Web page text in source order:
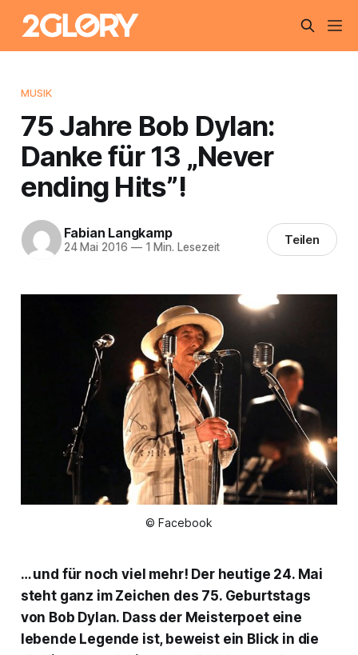
MUSIK
75 Jahre Bob Dylan:
Danke für 13 „Never
ending Hits”!
Fabian Langkamp
24 Mai 2016 —1 Min. Lesezeit Teilen
© Facebook
… und für noch viel mehr! Der heutige 24. Mai
steht ganz im Zeichen des 75. Geburtstags
von Bob Dylan. Dass der Meisterpoet eine
lebende Legende ist, beweist ein Blick in die